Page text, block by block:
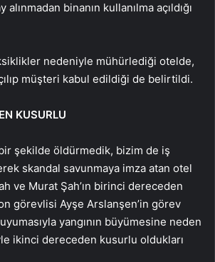
alınmadan binanın kullanılma açıldığı
nedeniyle mühürlediği otelde,
müşteri kabul edildiği de belirtildi.
KUSURLU
şekilde öldürmedik, bizim de iş
skandal savunmaya imza atan otel
ve Murat Şah’ın birinci dereceden
görevlisi Ayşe Arslanşen’in görev
yangının büyümesine neden
ikinci dereceden kusurlu oldukları